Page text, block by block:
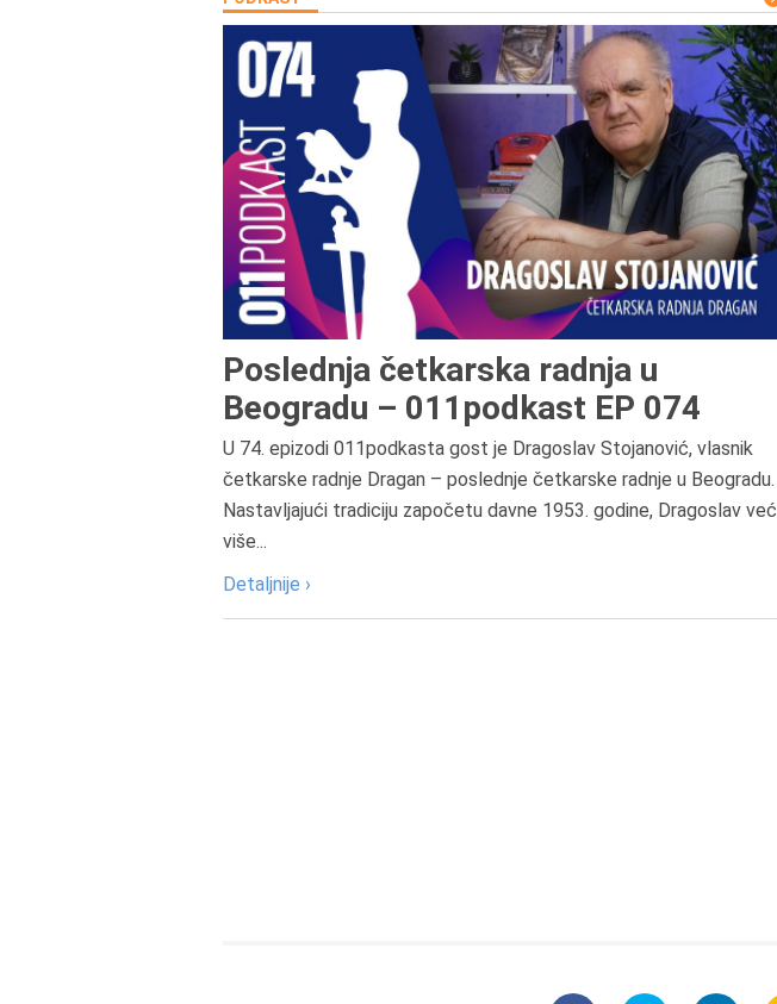
Poslednja četkarska radnja u
Beogradu – 011podkast EP 074
U 74. epizodi 011podkasta gost je Dragoslav Stojanović, vlasnik
četkarske radnje Dragan – poslednje četkarske radnje u Beogradu.
Nastavljajući tradiciju započetu davne 1953. godine, Dragoslav već
više...
Detaljnije ›